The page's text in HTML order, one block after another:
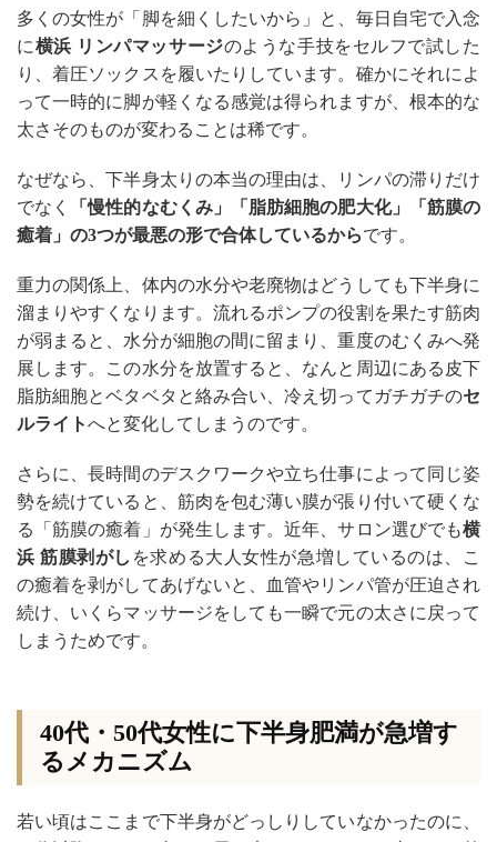
多くの女性が「脚を細くしたいから」と、毎日自宅で入念
に横浜 リンパマッサージのような手技をセルフで試した
り、着圧ソックスを履いたりしています。確かにそれによ
って一時的に脚が軽くなる感覚は得られますが、根本的な
太さそのものが変わることは稀です。
なぜなら、下半身太りの本当の理由は、リンパの滞りだけ
でなく
「慢性的なむくみ」「脂肪細胞の肥大化」「筋膜の
癒着」の3つが最悪の形で合体しているからです。
重力の関係上、体内の水分や老廃物はどうしても下半身に
溜まりやすくなります。流れるポンプの役割を果たす筋肉
が弱まると、水分が細胞の間に留まり、重度のむくみへ発
展します。この水分を放置すると、なんと周辺にある皮下
脂肪細胞とベタベタと絡み合い、冷え切ってガチガチのセ
ルライトへと変化してしまうのです。
さらに、長時間のデスクワークや立ち仕事によって同じ姿
勢を続けていると、筋肉を包む薄い膜が張り付いて硬くな
る「筋膜の癒着」が発生します。近年、サロン選びでも横
浜 筋膜剥がし を求める大人女性が急増しているのは、こ
の癒着を剥がしてあげないと、血管やリンパ管が圧迫され
続け、いくらマッサージをしても一瞬で元の太さに戻って
しまうためです。
40代・50代女性に下半身肥満が急増す
るメカニズム
若い頃はここまで下半身がどっしりしていなかったのに、